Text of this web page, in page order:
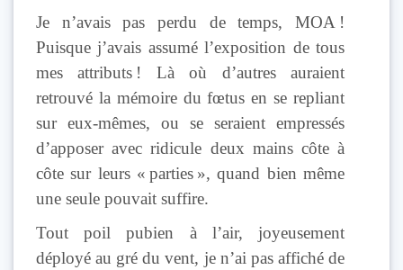
Je n’avais pas perdu de temps, MOA !
Puisque j’avais assumé l’exposition de tous
mes attributs ! Là où d’autres auraient
retrouvé la mémoire du fœtus en se repliant
sur eux-mêmes, ou se seraient empressés
d’apposer avec ridicule deux mains côte à
côte sur leurs « parties », quand bien même
une seule pouvait suffire.
Tout poil pubien à l’air, joyeusement
déployé au gré du vent, je n’ai pas affiché de